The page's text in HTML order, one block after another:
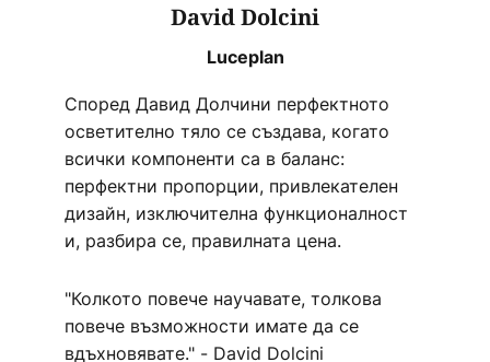
David Dolcini
Luceplan
Според Давид Долчини перфектното
осветително тяло се създава, когато
всички компоненти са в баланс:
перфектни пропорции, привлекателен
дизайн, изключителна функционалност
и, разбира се, правилната цена.
"Колкото повече научавате, толкова
повече възможности имате да се
вдъхновявате." - David Dolcini